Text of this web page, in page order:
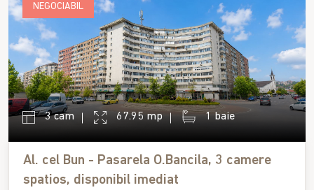
NEGOCIABIL
3 cam 67.95 mp 1 baie
Al. cel Bun - Pasarela O.Bancila, 3 camere
spatios, disponibil imediat